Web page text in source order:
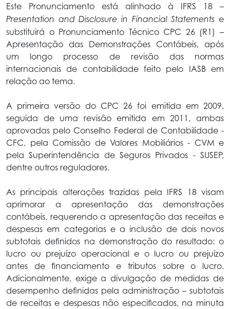
Este Pronunciamento está alinhado à IFRS 18–
Presentation and Disclosure in Financial Statements e
substituirá o Pronunciamento Técnico CPC 26 (R1) –
Apresentação das Demonstrações Contábeis, após
um longo processo de revisão das normas
internacionais de contabilidade feito pelo IASB em
relação ao tema.
A primeira versão do CPC 26 foi emitida em 2009,
seguida de uma revisão emitida em 2011, ambas
aprovadas pelo Conselho Federal de Contabilidade -
CFC, pela Comissão de Valores Mobiliários - CVM e
pela Superintendência de Seguros Privados - SUSEP,
dentre outros reguladores.
As principais alterações trazidas pela IFRS 18 visam
aprimorar a apresentação das demonstrações
contábeis, requerendo a apresentação das receitas e
despesas em categorias e a inclusão de dois novos
subtotais definidos na demonstração do resultado: o
lucro ou prejuízo operacional e o lucro ou prejuízo
antes de financiamento e tributos sobre o lucro.
Adicionalmente, exige a divulgação de medidas de
desempenho definidas pela administração – subtotais
de receitas e despesas não especificados, na minuta